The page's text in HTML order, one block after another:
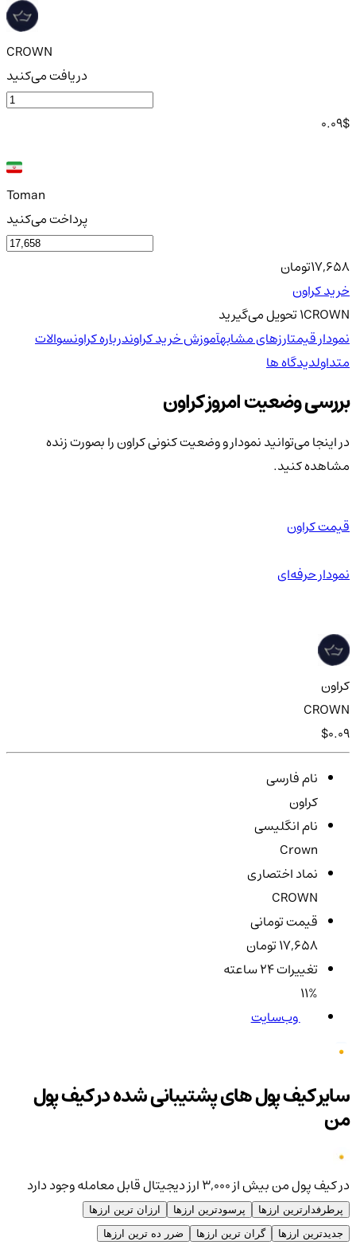
CROWN
دریافت می‌کنید
0.09$
Toman
پرداخت می‌کنید
17,658تومان
خرید کراون
1CROWNتحویلمی‌گیرید
نمودار قیمتارزهای مشابهآموزش خرید کراوندرباره کراونسوالات
متداولدیدگاه ها
بررسی وضعیت امروز کراون
در اینجا می‌توانید نمودار و وضعیت کنونی کراون را بصورت زنده
مشاهده کنید.
قیمت کراون
نمودار حرفه‌ای
کراون
CROWN
$0.09
نام فارسی
کراون
نام انگلیسی
Crown
نماد اختصاری
CROWN
قیمت تومانی
17,658 تومان
تغییرات ۲۴ ساعته
11%
وب‌سایت
سایر کیف پول های پشتیبانی شده در کیف پول
من
در کیف پول من بیش از ۳,۰۰۰ ارز دیجیتال قابل معامله وجود دارد
پرطرفدارترین ارزها پرسودترین ارزها
ارزان ترین ارزها
جدیدترین ارزها
گران ترین ارزها ضرر ده ترین ارزها